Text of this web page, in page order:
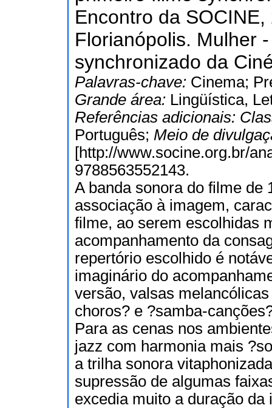
Encontro da
Florianópolis. Mulher
synchronizado da
Palavras-chave: Cinema;
Grande área: Lingüística,
Referências adicionais:
Português; Meio de
[http://www.socine.org.br/
9788563552143.
A banda sonora do filme de
associação à imagem,
filme, ao serem escolhidas
acompanhamento da
repertório escolhido é
imaginário do
versão, valsas
choros? e ?samba-
Para as cenas nos
jazz com harmonia mais
a trilha sonora
supressão de algumas
excedia muito a duração